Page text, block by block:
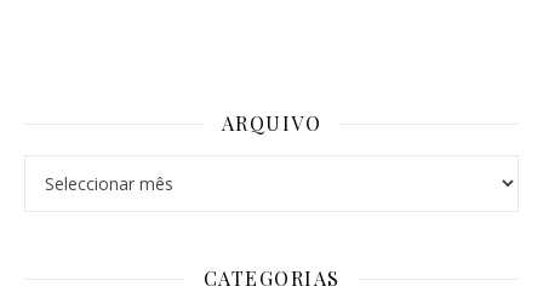
ARQUIVO
CATEGORIAS